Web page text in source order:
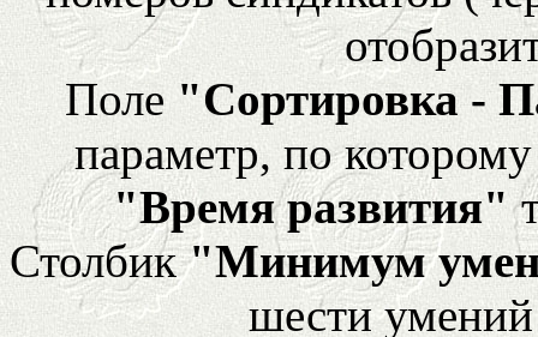
Поле "Сортировка -
параметр, по
"Время развития"
Столбик"Минимум
шести